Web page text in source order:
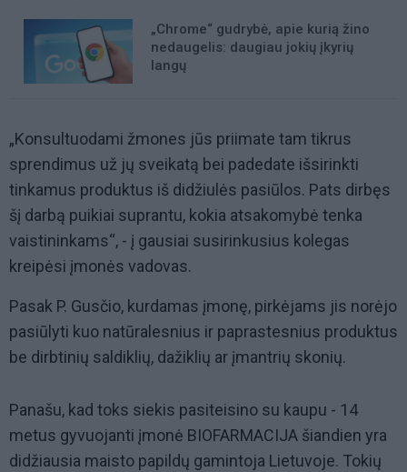
„Chrome“ gudrybė, apie kurią žino
nedaugelis: daugiau jokių įkyrių
langų
„Konsultuodami žmones jūs priimate tam tikrus
sprendimus už jų sveikatą bei padedate išsirinkti
tinkamus produktus iš didžiulės pasiūlos. Pats dirbęs
šį darbą puikiai suprantu, kokia atsakomybė tenka
vaistininkams“, - į gausiai susirinkusius kolegas
kreipėsi įmonės vadovas.
Pasak P. Gusčio, kurdamas įmonę, pirkėjams jis norėjo
pasiūlyti kuo natūralesnius ir paprastesnius produktus
be dirbtinių saldiklių, dažiklių ar įmantrių skonių.
Panašu, kad toks siekis pasiteisino su kaupu - 14
metus gyvuojanti įmonė BIOFARMACIJA šiandien yra
didžiausia maisto papildų gamintoja Lietuvoje. Tokių